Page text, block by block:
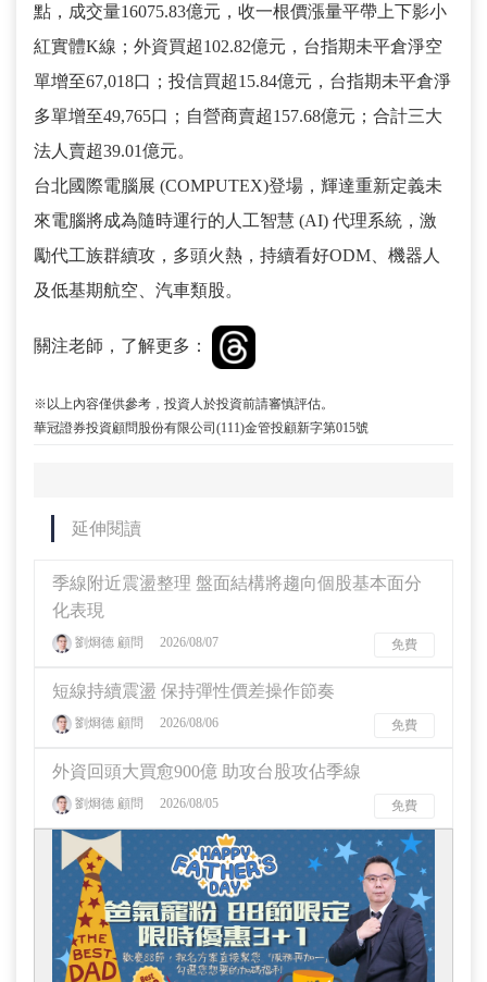
點，成交量16075.83億元，收一根價漲量平帶上下影小
紅實體K線；外資買超102.82億元，台指期未平倉淨空
單增至67,018口；投信買超15.84億元，台指期未平倉淨
多單增至49,765口；自營商賣超157.68億元；合計三大
法人賣超39.01億元。
台北國際電腦展 (COMPUTEX)登場，輝達重新定義未
來電腦將成為隨時運行的人工智慧 (AI) 代理系統，激
勵代工族群續攻，多頭火熱，持續看好ODM、機器人
及低基期航空、汽車類股。
關注老師，了解更多：
※以上內容僅供參考，投資人於投資前請審慎評估。
華冠證券投資顧問股份有限公司(111)金管投顧新字第015號
延伸閱讀
季線附近震盪整理 盤面結構將趨向個股基本面分
化表現
劉烱德 顧問 2026/08/07 免費
短線持續震盪 保持彈性價差操作節奏
劉烱德 顧問 2026/08/06 免費
外資回頭大買愈900億 助攻台股攻佔季線
劉烱德 顧問 2026/08/05 免費